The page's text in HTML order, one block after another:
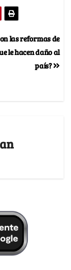
las reformas de
le hacen daño al
país?